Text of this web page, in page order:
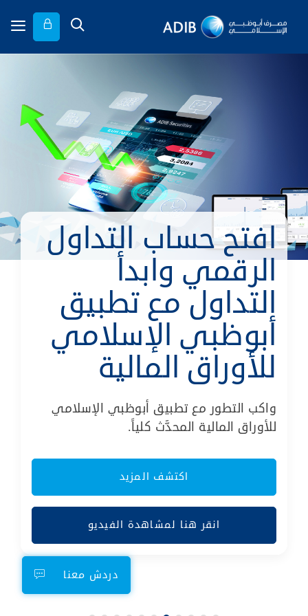
افتح حساب التداول
الرقمي وابدأ
التداول مع تطبيق
أبوظبي الإسلامي
للأوراق المالية
واكب التطور مع تطبيق أبوظبي الإسلامي
للأوراق المالية المحدَّث كلياً.
اكتشف المزيد
انقر هنا لمشاهدة الفيديو
دردش معنا